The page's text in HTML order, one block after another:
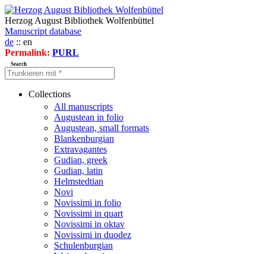
Herzog August Bibliothek Wolfenbüttel
Manuscript database
de :: en
Permalink: PURL
Search
Collections
All manuscripts
Augustean in folio
Augustean, small formats
Blankenburgian
Extravagantes
Gudian, greek
Gudian, latin
Helmstedtian
Novi
Novissimi in folio
Novissimi in quart
Novissimi in oktav
Novissimi in duodez
Schulenburgian